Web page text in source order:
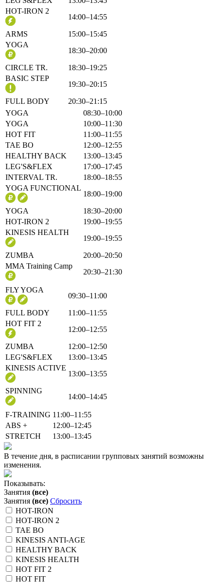
HOT-IRON 2
14:00–14:55
ARMS
15:00–15:45
YOGA
18:30–20:00
CIRCLE TR.
18:30–19:25
BASIC STEP
19:30–20:15
FULL BODY
20:30–21:15
YOGA
08:30–10:00
YOGA
10:00–11:30
HOT FIT
11:00–11:55
TAE BO
12:00–12:55
HEALTHY BACK
13:00–13:45
LEG'S&FLEX
17:00–17:45
INTERVAL TR.
18:00–18:55
YOGA FUNCTIONAL
18:00–19:00
YOGA
18:30–20:00
HOT-IRON 2
19:00–19:55
KINESIS HEALTH
19:00–19:55
ZUMBA
20:00–20:50
MMA Training Camp
20:30–21:30
FLY YOGA
09:30–11:00
FULL BODY
11:00–11:55
HOT FIT 2
12:00–12:55
ZUMBA
12:00–12:50
LEG'S&FLEX
13:00–13:45
KINESIS ACTIVE
13:00–13:55
SPINNING
14:00–14:45
F-TRAINING 11:00–11:55
ABS +
12:00–12:45
STRETCH
13:00–13:45
В течение дня, в расписании групповых занятий возможны
изменения.
Показывать:
Занятия (все)
Занятия (все) Сбросить
HOT-IRON
HOT-IRON 2
TAE BO
KINESIS ANTI-AGE
HEALTHY BACK
KINESIS HEALTH
HOT FIT 2
HOT FIT